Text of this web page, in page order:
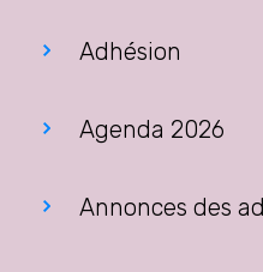
Adhésion
Agenda 2026
Annonces des